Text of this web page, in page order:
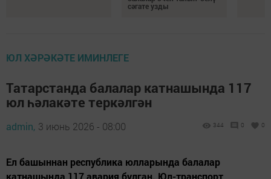
сәгате узды
ЮЛ ХӘРӘКӘТЕ ИМИНЛЕГЕ
Татарстанда балалар катнашында 117
юл һәлакәте теркәлгән
admin, 3 июнь 2026 - 08:00 344 0 0
Ел башыннан республика юлларында балалар
катнашында 117 авария булган. Юл-транспорт